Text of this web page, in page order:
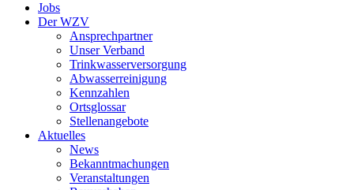
Jobs
Der WZV
Ansprechpartner
Unser Verband
Trinkwasser­versorgung
Abwasserreinigung
Kennzahlen
Ortsglossar
Stellenangebote
Aktuelles
News
Bekanntmachungen
Veranstaltungen